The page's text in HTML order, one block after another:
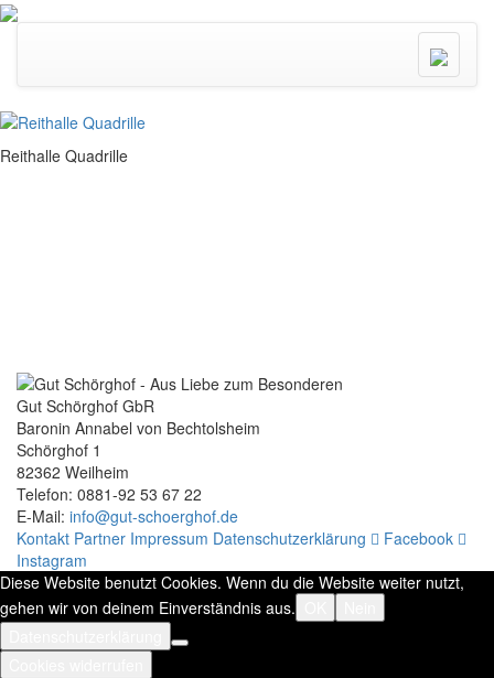
Menü
ein/
Reithalle Quadrille
Gut Schörghof GbR
Baronin Annabel von Bechtolsheim
Schörghof 1
82362 Weilheim
Telefon: 0881-92 53 67 22
E-Mail: info@gut-schoerghof.de
Kontakt Partner Impressum Datenschutzerklärung
Facebook
Instagram
Diese Website benutzt Cookies. Wenn du die Website weiter nutzt,
gehen wir von deinem Einverständnis aus.